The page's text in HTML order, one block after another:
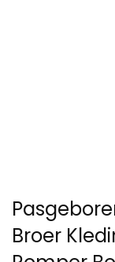
Broer